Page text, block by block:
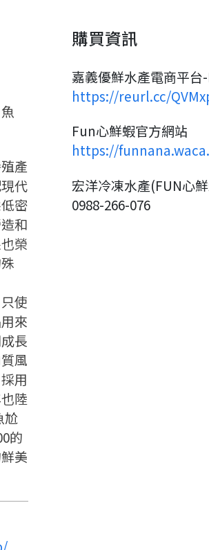
產
代
密
和
榮
使
來
長
風
用
陸
尬
的
美
購買資訊
嘉義優鮮水產電商平
https://reurl.cc/
Fun心鮮蝦官方網站
https://
宏洋冷凍水產(FUN心
0988-266-076
冊嗎？
帳號還沒有註冊
手機號碼就能完成註
冊。
您要繼續嗎？
LINE好友
或點擊 QR code
優鮮」LINE 好友，
點擊加入 LINE 好友
冊完成
註冊完成了！
填寫申請資料吧~
填寫申請資料
返回首頁
新產品嗎？
料正在等候審查中，
請新產品嗎？
進度
返回首頁
申請秘笈嗎？
麼做更容易通過審核
嗎？
申請教學吧！
已經準備好了，
申請」按鈕開始填寫
申請表。
請